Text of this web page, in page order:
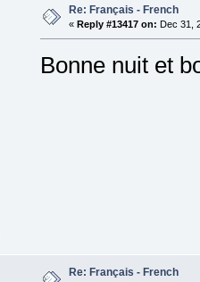
Re: Français - French
« Reply #13417 on: Dec 31,
Bonne nuit et
Re: Français - French